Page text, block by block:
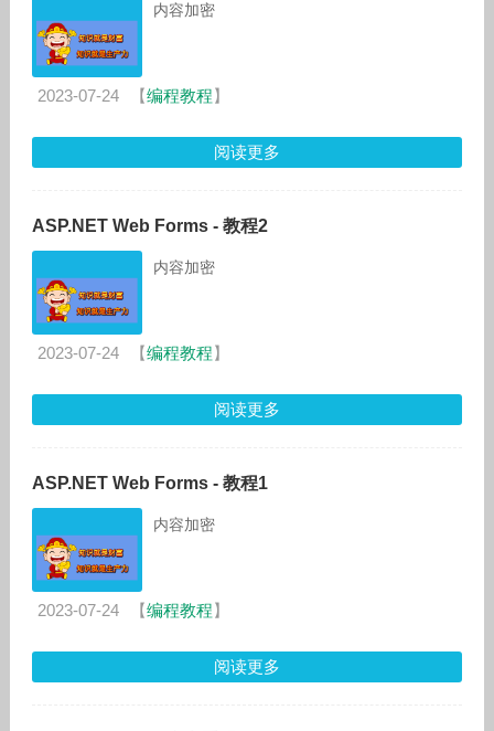
内容加密
2023-07-24 【编程教程】
阅读更多
ASP.NET Web Forms - 教程2
内容加密
2023-07-24 【编程教程】
阅读更多
ASP.NET Web Forms - 教程1
内容加密
2023-07-24 【编程教程】
阅读更多